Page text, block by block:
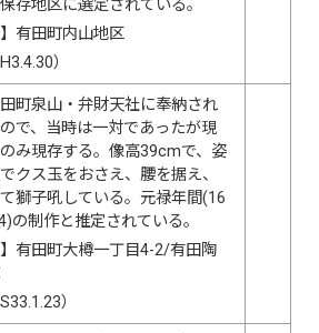
存地区に選定されている。
】有田町内山地区
）
町泉山・弁財天社に奉納され
で、当時は一対であったが現
み現存する。像高39cmで、姿
クス玉をおさえ、腰を据え、
獅子吼している。元禄年間(16
の制作と推定されている。
】有田町大樽一丁目4-2/有田陶
）